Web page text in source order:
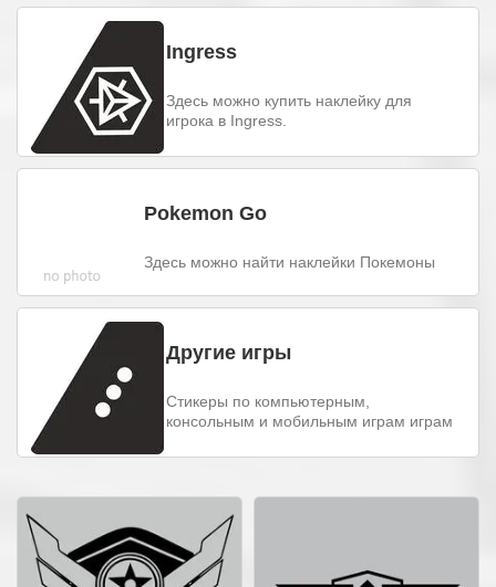
Ingress
Здесь можно купить наклейку для
игрока в Ingress.
Pokemon Go
Здесь можно найти наклейки Покемоны
Другие игры
Стикеры по компьютерным,
консольным и мобильным играм играм